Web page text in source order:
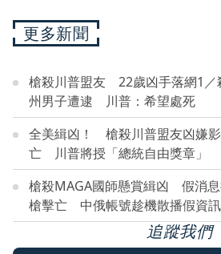
更多新聞
槍殺川普盟友 22歲凶手落網1／
州男子遭逮 川普：希望處死
全美緝凶！ 槍殺川普盟友凶嫌
亡 川普將授「總統自由獎章」
槍殺MAGA國師懸賞緝凶 假消
槍擊亡 中俄帳號趁機散播假資訊
追蹤我們